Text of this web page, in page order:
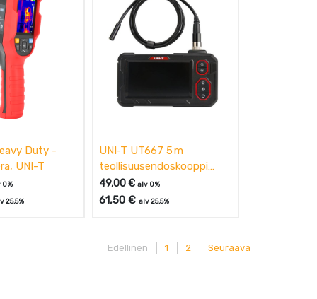
Duty -
UNI-T
0%
25,5%
UNI‑T UT667 5 m
teollisuusendoskooppi
UNI-T
49,00€ alv 0%
61,50€ alv 25,5%
Edellinen 1 2 Seuraava